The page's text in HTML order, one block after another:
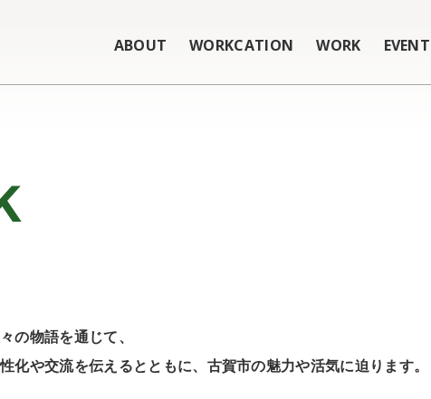
ABOUT WORKCATION WORK EVENT
の物語を通じて、
化や交流を伝えるとともに、古賀市の魅力や活気に迫ります。